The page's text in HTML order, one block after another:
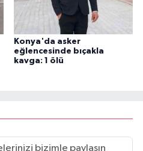
Konya'da asker
eğlencesinde bıçakla
kavga: 1 ölü